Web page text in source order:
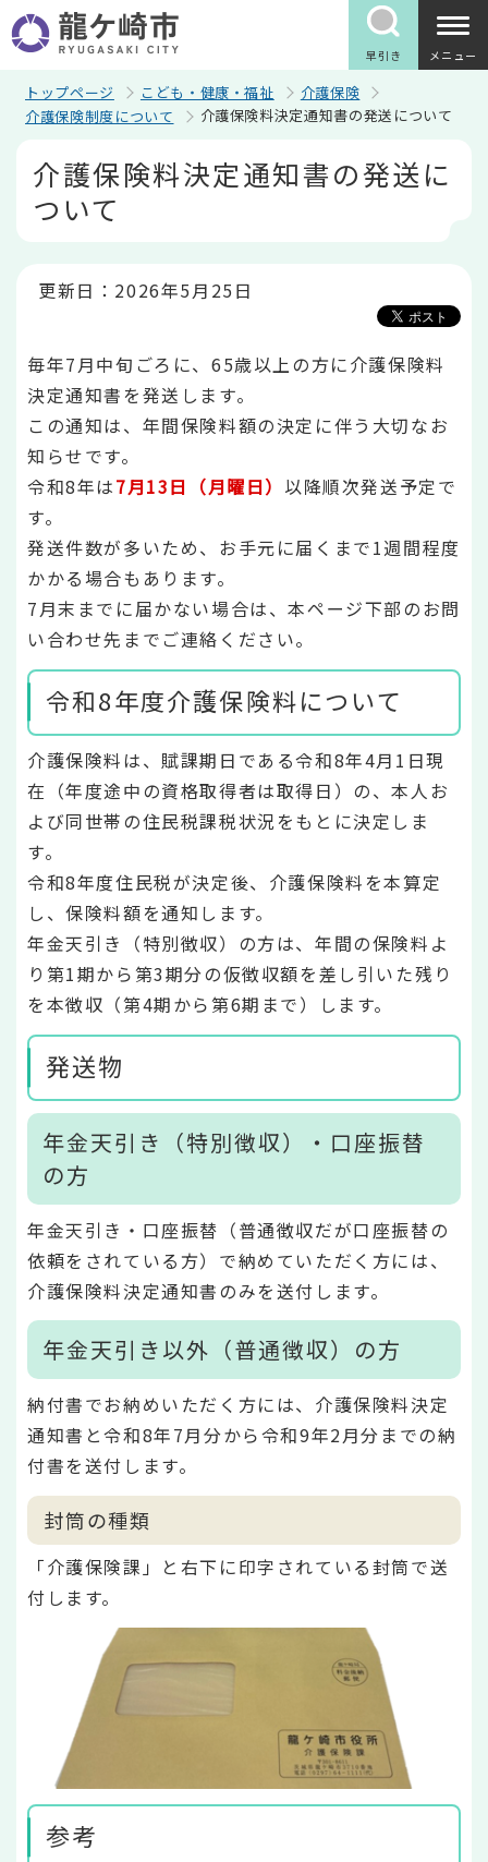
の
ペ
早引き メニュー
トップページ こども・健康・福祉
介護保険
介護保険制度について
介護保険料決定通知書の発送について
介護保険料決定通知書の発送に
ついて
更新日：2026年5月25日
毎年7月中旬ごろに、65歳以上の方に介護保険料
決定通知書を発送します。
この通知は、年間保険料額の決定に伴う大切なお
知らせです。
令和8年は7月13日（月曜日） 以降順次発送予定で
す。
発送件数が多いため、お手元に届くまで1週間程度
かかる場合もあります。
7月末までに届かない場合は、本ページ下部のお問
い合わせ先までご連絡ください。
令和8年度介護保険料について
介護保険料は、賦課期日である令和8年4月1日現
在（年度途中の資格取得者は取得日）の、本人お
よび同世帯の住民税課税状況をもとに決定しま
す。
令和8年度住民税が決定後、介護保険料を本算定
し、保険料額を通知します。
年金天引き（特別徴収）の方は、年間の保険料よ
り第1期から第3期分の仮徴収額を差し引いた残り
を本徴収（第4期から第6期まで）します。
発送物
年金天引き（特別徴収）・口座振替
の方
年金天引き・口座振替（普通徴収だが口座振替の
依頼をされている方）で納めていただく方には、
介護保険料決定通知書のみを送付します。
年金天引き以外（普通徴収）の方
納付書でお納めいただく方には、介護保険料決定
通知書と令和8年7月分から令和9年2月分までの納
付書を送付します。
封筒の種類
「介護保険課」と右下に印字されている封筒で送
付します。
参考